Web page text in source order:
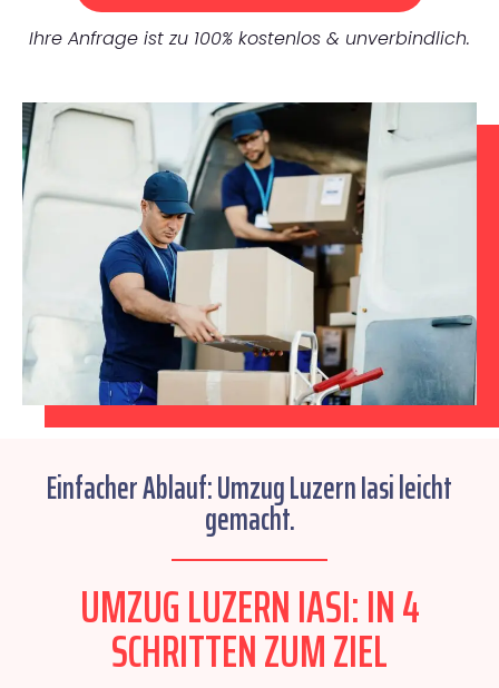
Ihre Anfrage ist zu 100% kostenlos & unverbindlich.
Einfacher Ablauf: Umzug Luzern Iasi leicht
gemacht.
UMZUG LUZERN IASI: IN 4
SCHRITTEN ZUM ZIEL